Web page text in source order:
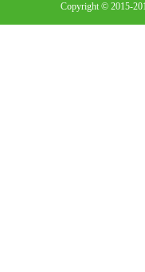
Copyright © 2015-